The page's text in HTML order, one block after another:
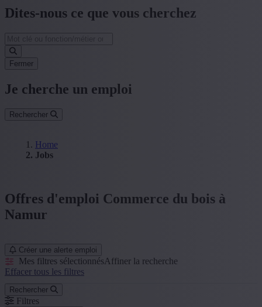
Dites-nous ce que vous cherchez
Fermer
Je cherche un emploi
Rechercher
Home
Jobs
Offres d'emploi Commerce du bois à
Namur
Créer une alerte emploi
Mes filtres sélectionnésAffiner la recherche
Effacer tous les filtres
Rechercher
Filtres